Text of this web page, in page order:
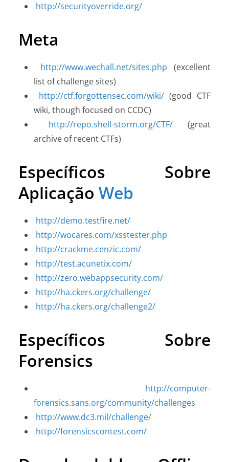
http://securityoverride.org/
Meta
http://www.wechall.net/sites.php (excellent
list of challenge sites)
http://ctf.forgottensec.com/wiki/ (good CTF
wiki, though focused on CCDC)
http://repo.shell-storm.org/CTF/ (great
archive of recent CTFs)
Específicos Sobre
Aplicação Web
http://demo.testfire.net/
http://wocares.com/xsstester.php
http://crackme.cenzic.com/
http://test.acunetix.com/
http://zero.webappsecurity.com/
http://ha.ckers.org/challenge/
http://ha.ckers.org/challenge2/
Específicos Sobre
Forensics
http://computer-
forensics.sans.org/community/challenges
http://www.dc3.mil/challenge/
http://forensicscontest.com/